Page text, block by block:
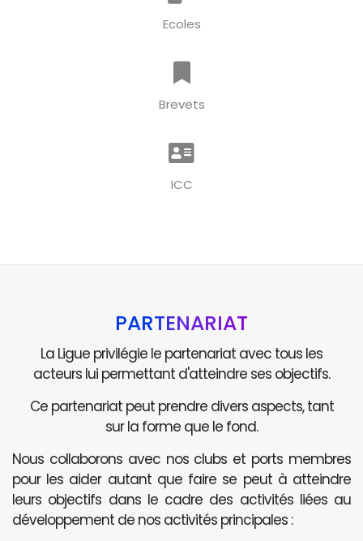
Ecoles
Brevets
ICC
PARTENARIAT
La Ligue privilégie le partenariat avec tous les
acteurs lui permettant d'atteindre ses objectifs.
Ce partenariat peut prendre divers aspects, tant
sur la forme que le fond.
Nous collaborons avec nos clubs et ports membres
pour les aider autant que faire se peut à atteindre
leurs objectifs dans le cadre des activités liées au
développement de nos activités principales :